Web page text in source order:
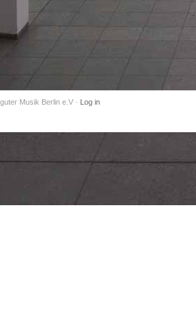
Musik Berlin e.V · Log in